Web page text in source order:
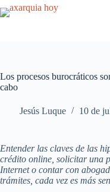
Saltar
al
Los procesos burocráticos
cabo
Jesús Luque 10 de
Entender las claves de las
crédito online, solicitar una
Internet o contar con
trámites, cada vez es más